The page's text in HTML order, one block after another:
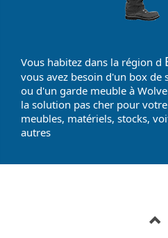
Vous habitez dans la région d
vous avez besoin d'un box de
ou d'un garde meuble à
la solution pas cher pour
meubles, matériels, stocks,
autres